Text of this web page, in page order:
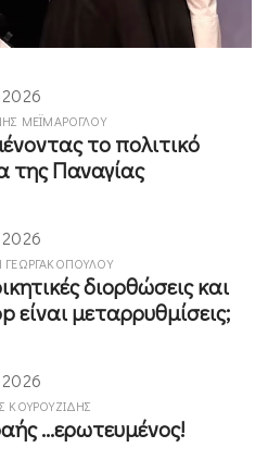
ΜΕΪΜΆΡΟΓΛΟΥ
το πολιτικό
της Παναγίας
ΓΕΩΡΓΑΚΟΠΟΎΛΟΥ
διορθώσεις και
είναι μεταρρυθμίσεις;
ΚΟΥΡΟΥΖΊΔΗΣ
...ερωτευμένος!